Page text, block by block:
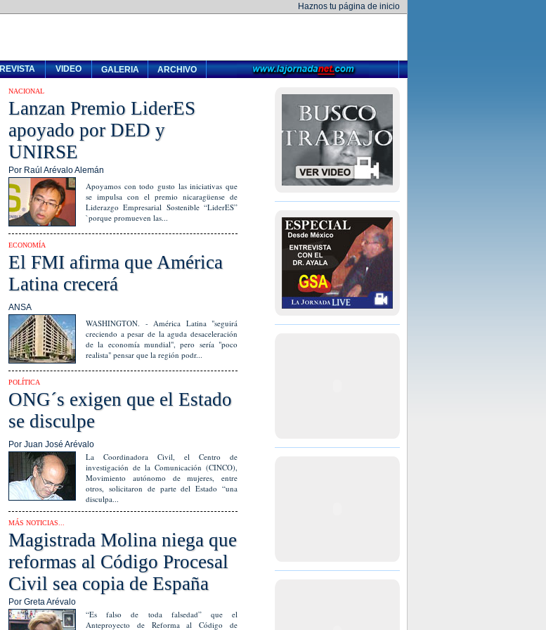
Haznos tu página de inicio
REVISTA VIDEO GALERIA ARCHIVO
NACIONAL
Lanzan Premio LiderES
apoyado por DED y
UNIRSE
Por Raúl Arévalo Alemán
Apoyamos con todo gusto las iniciativas que
se impulsa con el premio nicaragüense de
Liderazgo Empresarial Sostenible “LiderES”
`porque promueven las...
ECONOMÍA
El FMI afirma que América
Latina crecerá
ANSA
WASHINGTON. - América Latina "seguirá
creciendo a pesar de la aguda desaceleración
de la economía mundial", pero sería "poco
realista" pensar que la región podr...
POLÍTICA
ONG´s exigen que el Estado
se disculpe
Por Juan José Arévalo
La Coordinadora Civil, el Centro de
investigación de la Comunicación (CINCO),
Movimiento autónomo de mujeres, entre
otros, solicitaron de parte del Estado “una
disculpa...
MÁS NOTICIAS...
Magistrada Molina niega que
reformas al Código Procesal
Civil sea copia de España
Por Greta Arévalo
“Es falso de toda falsedad” que el
Anteproyecto de Reforma al Código de